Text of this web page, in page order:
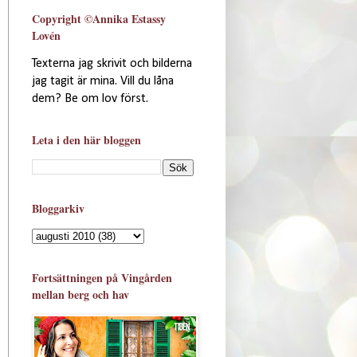
Copyright ©Annika Estassy
Lovén
Texterna jag skrivit och bilderna
jag tagit är mina. Vill du låna
dem? Be om lov först.
Leta i den här bloggen
Bloggarkiv
Fortsättningen på Vingården
mellan berg och hav